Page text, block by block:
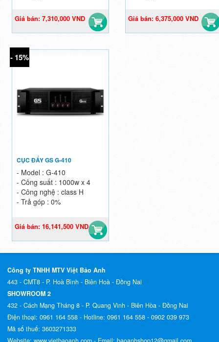
Giá gốc: 8,600,000 VND
Giá bán: 7,310,000 VND
Giá gốc: 7,500,000 VND
Giá bán: 6,375,000 VND
- 15%
CỤC ĐẨY GS G-410
- Model : G-410
- Công suất : 1000w x 4
- Công nghệ : class H
- Trả góp : 0%
Giá gốc: 18,990,000 VND
Giá bán: 16,141,500 VND
Công ty TNHH MTV Việt Bảo Anh
443 - CMT8 - P. Hoà Bình - Biên Hoà - Đồng Nai
SHOWROOM 2
432 - Cách Mạng Tháng 8 - P. Quang Vinh - Biên Hòa - Đồng Nai
Điện thoại: 0961 164 558 - Hotline: 0961 164 558 - 0902 039 973
Mã số thuế: 3603271333